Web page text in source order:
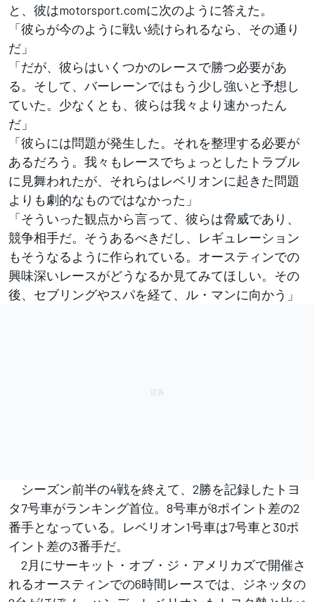
と、彼はmotorsport.comに次のように答えた。
「彼らが今のように戦い続けられるなら、その通り
だ」
「だが、彼らはいくつかのレースで勝つ必要があ
る。そして、バーレーンではもう少し強いと予想し
ていた。少なくとも、彼らは我々より速かったん
だ」
「彼らには問題が発生した。それを整理する必要が
あるだろう。我々もレースでちょっとしたトラブル
に見舞われたが、それらはレベリオンに起きた問題
よりも劇的なものではなかった」
「そういった観点から言って、彼らは脅威であり、
競争相手だ。そうあるべきだし、レギュレーション
もそうなるように作られている。オースティンでの
興味深いレースがどうなるか見てみてほしい。その
後、セブリングやスパを経て、ル・マンに向かう」
シーズン前半の4戦を終えて、2勝を記録したトヨ
タ7号車がランキング首位。8号車が8ポイント差の2
番手となっている。レベリオン1号車は7号車と30ポ
イント差の3番手だ。
2月にサーキット・オブ・ジ・アメリカズで開催さ
れるオースティンでの6時間レースでは、ジネッタの